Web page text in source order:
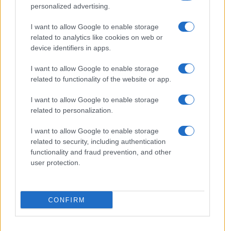
personalized advertising.
I want to allow Google to enable storage
related to analytics like cookies on web or
device identifiers in apps.
I want to allow Google to enable storage
related to functionality of the website or app.
I want to allow Google to enable storage
related to personalization.
I want to allow Google to enable storage
related to security, including authentication
functionality and fraud prevention, and other
user protection.
CONFIRM
#CAROLA #MIGRANTI #ONG
Leggi i commenti
SEDUTE SATIRICHE
Vignetta del 07/08/2026